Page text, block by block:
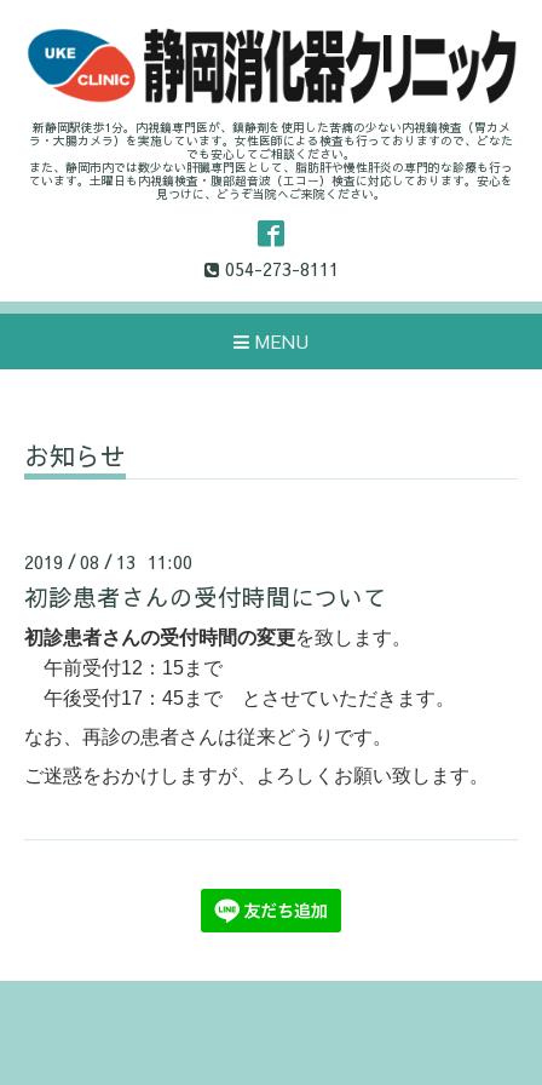
新静岡駅徒歩1分。内視鏡専門医が、鎮静剤を使用した苦痛の少ない内視鏡検査（胃カメ
ラ・大腸カメラ）を実施しています。女性医師による検査も行っておりますので、どなた
でも安心してご相談ください。
また、静岡市内では数少ない肝臓専門医として、脂肪肝や慢性肝炎の専門的な診療も行っ
ています。土曜日も内視鏡検査・腹部超音波（エコー）検査に対応しております。安心を
見つけに、どうぞ当院へご来院ください。
054-273-8111
MENU
お知らせ
2019 /08 / 13 11:00
初診患者さんの受付時間について
初診患者さんの受付時間の変更を致します。
午前受付12：15まで
午後受付17：45まで とさせていただきます。
なお、再診の患者さんは従来どうりです。
ご迷惑をおかけしますが、よろしくお願い致します。